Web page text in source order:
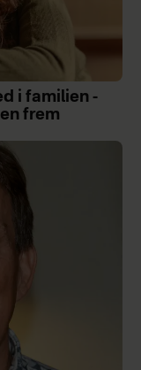
i familien -
frem